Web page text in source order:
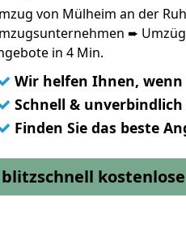
von Mülheim an der
➨
in 4 Min.
Wir helfen Ihnen,
Schnell &
Finden Sie das beste
blitzschnell